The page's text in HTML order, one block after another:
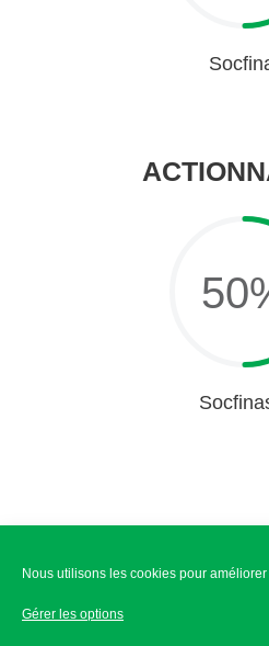
Nous utilisons les cookies pour
Gérer les options
50